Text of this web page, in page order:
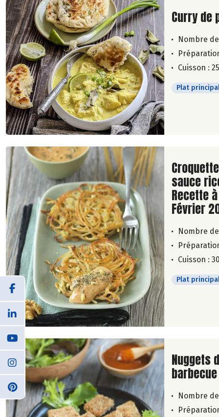
Lire la
Curry de
Nombre
Cuisson :
Plat
Lire la
sauce
Recette
Février
Nombre
Cuisson :
Plat
Lire la
Nuggets
Nombre